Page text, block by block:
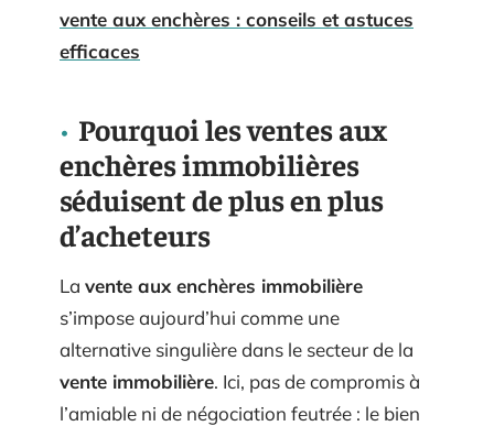
vente aux enchères : conseils et astuces
efficaces
Pourquoi les ventes aux
enchères immobilières
séduisent de plus en plus
d’acheteurs
La vente aux enchères immobilière
s’impose aujourd’hui comme une
alternative singulière dans le secteur de la
vente immobilière. Ici, pas de compromis à
l’amiable ni de négociation feutrée : le bien